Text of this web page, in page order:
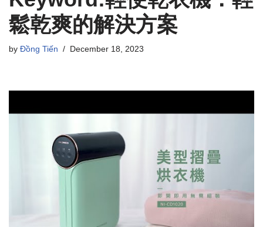
鬆乾爽的解決方案
by Đồng Tiến December 18, 2023